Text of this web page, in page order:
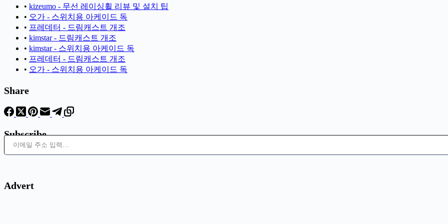
• kizeumo - 무선 레이싱휠 리뷰 및 설치 팁
• 오가 - 스위치용 아케이드 독
• 프레데터 - 드림캐스트 개조
• kimstar - 드림캐스트 개조
• kimstar - 스위치용 아케이드 독
• 프레데터 - 드림캐스트 개조
• 오가 - 스위치용 아케이드 독
Share
Subscribe
이메일 주소 입력…
Advert